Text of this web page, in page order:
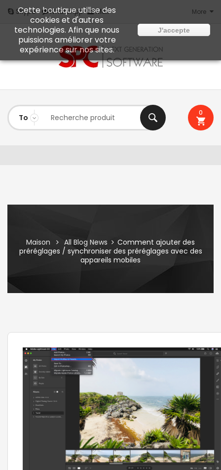
Skype WhatsApp Mail More
0
Maison All Blog News
Comment ajouter des
préréglages / synchroniser des préréglages avec des
appareils mobiles
Cette boutique utilise des
cookies et d'autres
technologies. Afin que nous
puissions améliorer votre
expérience sur nos sites.
J'accepte